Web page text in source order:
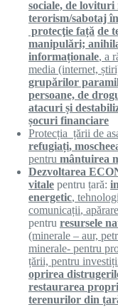
sociale, de
terorism/sabotaj
protecţie față de
manipulări;
informaționale, a
media (internet, ș
grupărilor
persoane, de
atacuri și
șocuri financiare
Protecția țării de
refugiați,
pentru mântuirea
Dezvoltarea
vitale pentru țară:
energetic,
comunicații, apărare
pentru resursele
(minerale – aur,
minerale- pentru
țării, pentru
oprirea
restaurarea
terenurilor din țar